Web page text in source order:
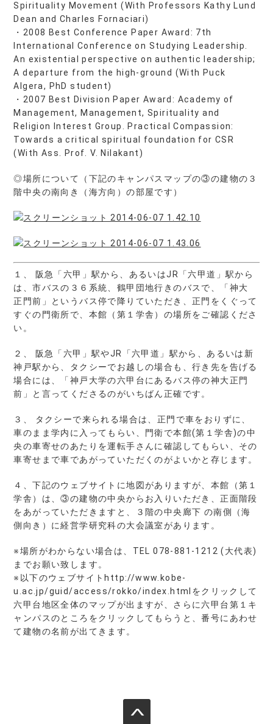
Spirituality Movement (With Professors Kathy Lund
Dean and Charles Fornaciari)
・2008 Best Conference Paper Award: 7th
International Conference on Studying Leadership.
An existential perspective on authentic leadership;
A departure from the high-ground (With Puck
Algera, PhD student)
・2007 Best Division Paper Award: Academy of
Management, Management, Spirituality and
Religion Interest Group. Practical Compassion:
Towards a critical spiritual foundation for CSR
(With Ass. Prof. V. Nilakant)
◎場所について（下記のキャンパスマップの③の建物の３
階中央の南向き（海方向）の部屋です）
１、 阪急「六甲」駅から、あるいはJR「六甲道」駅から
は、市バスの３６系統、鶴甲団地行きのバスで、「神大
正門前」というバス停で降りていただき、正門をくぐって
すぐの門衛所で、本館（第１学舎）の場所をご確認くださ
い。
２、 阪急「六甲」駅やJR「六甲道」駅から、あるいは新
神戸駅から、タクシーでお越しの場合も、行き先を告げる
場合には、「神戸大学の六甲台にあるバス停の神大正門
前」と言ってくださるのがいちばん正確です。
３、 タクシーで来られる場合は、正門で車をおりずに、
車のまま学内に入ってもらい、門衛で本館(第１学舎)の中
央の車寄せのあたりを運転手さんに確認してもらい、その
車寄せまで車であがっていただくのがよいかと存じます。
４、下記のウェブサイトに地図がありますが、本館（第１
学舎）は、③の建物の中央からお入りいただき、正面階段
をあがっていただきますと、３階の中央廊下 の南側（海
側向き）に経営学研究科の大会議室があります。
※場所がわからない場合は、TEL 078-881-1212 (大代表)
までお願い致します。
※以下のウェブサイトhttp://www.kobe-
u.ac.jp/guid/access/rokko/index.htmlをクリックして
六甲台地区全体のマップが出ますが、さらに六甲台第１キ
ャンパスのところをクリックしてもらうと、番号にあわせ
て建物の名前が出てきます。